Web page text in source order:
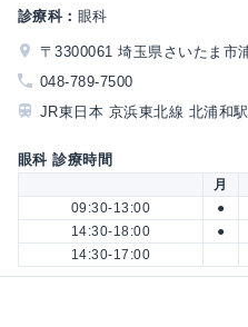
診療科： 眼科
〒3300061 埼玉県さいたま市
048-789-7500
JR東日本 京浜東北線 北浦和
眼科 診療時間
月
09:30-13:00
●
14:30-18:00
●
14:30-17:00